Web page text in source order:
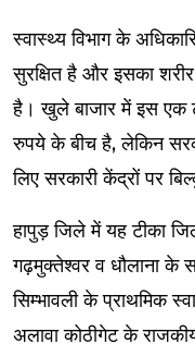
स्वास्थ्य विभाग के
सुरक्षित है और इसका
है। खुले बाजार में इस एक
रुपये के बीच है, लेकिन
लिए सरकारी केंद्रों पर
हापुड़ जिले में यह टीका
गढ़मुक्तेश्वर व धौलाना के
सिम्भावली के प्राथमिक
अलावा कोठीगेट के